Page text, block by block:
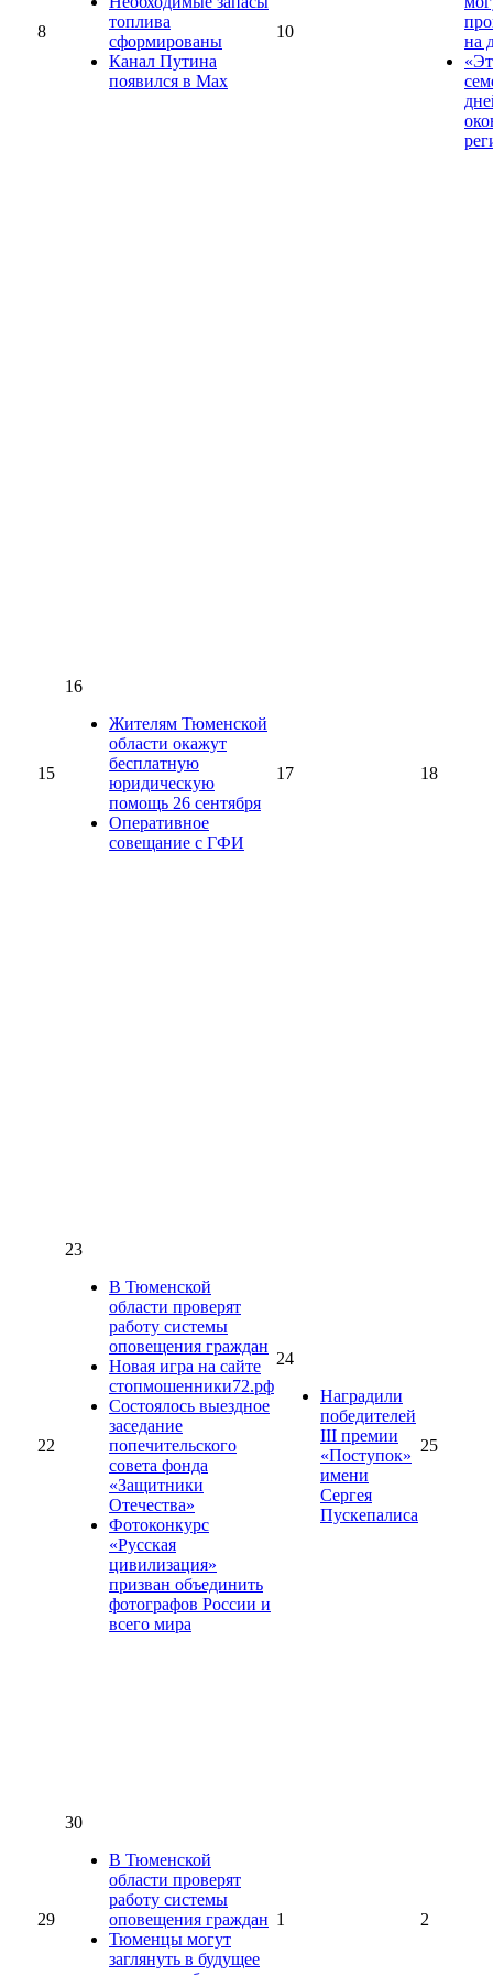
8
топлива
сформированы
Канал Путина
появился в Max
10
на
15
16
Жителям Тюменской
области окажут
бесплатную
юридическую
помощь 26 сентября
Оперативное
совещание с ГФИ
17 18
22
23
В Тюменской
области проверят
работу системы
оповещения граждан
Новая игра на сайте
стопмошенники72.рф
Состоялось выездное
заседание
попечительского
совета фонда
«Защитники
Отечества»
Фотоконкурс
«Русская
цивилизация»
призван объединить
фотографов России и
всего мира
24
Наградили
победителей
III премии
«Поступок»
имени
Сергея
Пускепалиса
25
29
30
В Тюменской
области проверят
работу системы
оповещения граждан
Тюменцы могут
заглянуть в будущее
1 2